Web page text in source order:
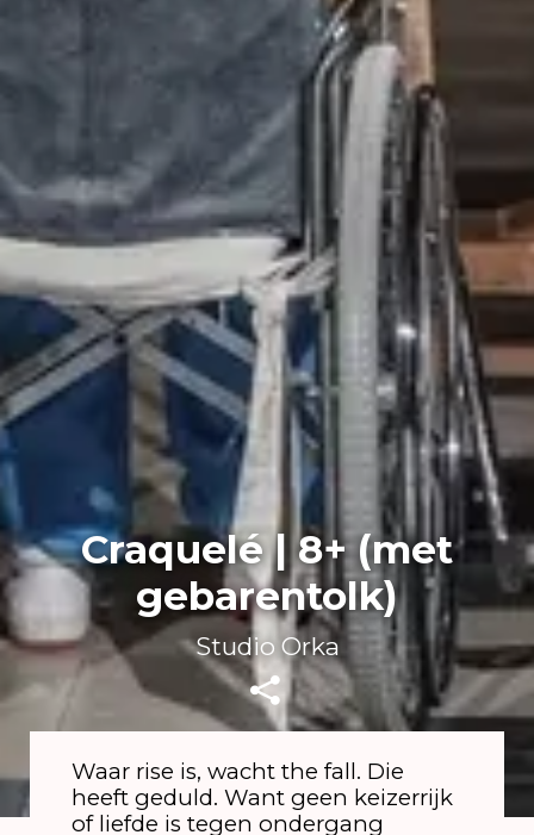
Craquelé | 8+ (met
gebarentolk)
Studio Orka
Waar rise is, wacht the fall. Die
heeft geduld. Want geen keizerrijk
of liefde is tegen ondergang